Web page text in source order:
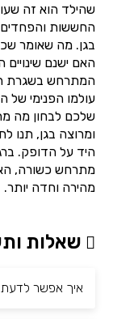
שהילד הוא זה
החששות והפחדים
בגן. מה שאומר
האם ישנם שינויים
המתרחש בשגרת
עולמו הפנימי של
שלכם לבחון מה
ומרוצה בגן, תנו
היד על הדופק.
מתרחש כשורה,
מהירה וחדה יותר.
שאלות
איך אפשר לדעת